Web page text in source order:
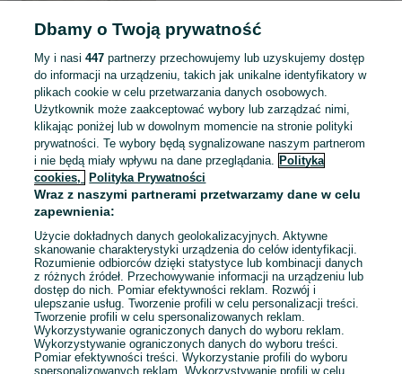
Slodki kocurek Devon Rex
3 000 zł
Krosno
05 sierpnia 2026
Piękna kotka Bengal z
prawami hodowlanymi
Kraków, Bieżanów-Prokocim
05 sierpnia 2026
1 2
Dbamy o Twoją prywatność
My i nasi447 partnerzy przechowujemy lub uzyskujemy dostęp
do informacji na urządzeniu, takich jak unikalne identyfikatory w
plikach cookie w celu przetwarzania danych osobowych.
Użytkownik może zaakceptować wybory lub zarządzać nimi,
klikając poniżej lub w dowolnym momencie na stronie polityki
prywatności. Te wybory będą sygnalizowane naszym partnerom
i nie będą miały wpływu na dane przeglądania. Polityka
cookies,
Polityka Prywatności
Wraz z naszymi partnerami przetwarzamy dane w celu
zapewnienia:
Użycie dokładnych danych geolokalizacyjnych. Aktywne
skanowanie charakterystyki urządzenia do celów identyfikacji.
Rozumienie odbiorców dzięki statystyce lub kombinacji danych
z różnych źródeł. Przechowywanie informacji na urządzeniu lub
dostęp do nich. Pomiar efektywności reklam. Rozwój i
ulepszanie usług. Tworzenie profili w celu personalizacji treści.
Tworzenie profili w celu spersonalizowanych reklam.
Wykorzystywanie ograniczonych danych do wyboru reklam.
Wykorzystywanie ograniczonych danych do wyboru treści.
Pomiar efektywności treści. Wykorzystanie profili do wyboru
spersonalizowanych reklam. Wykorzystywanie profili w celu